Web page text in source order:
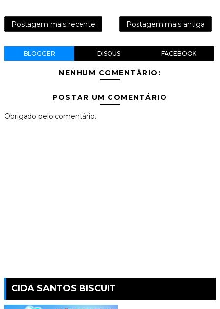
Postagem mais recente Postagem mais antiga
BLOGGER DISQUS FACEBOOK
NENHUM COMENTÁRIO:
POSTAR UM COMENTÁRIO
Obrigado pelo comentário.
CIDA SANTOS BISCUIT